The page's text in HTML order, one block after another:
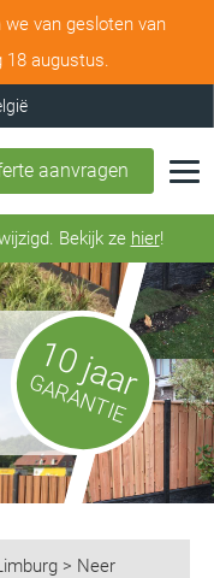
van gesloten van
18 augustus.
aanvragen
Bekijk ze hier!
10 jaar
GARANTIE
> Neer